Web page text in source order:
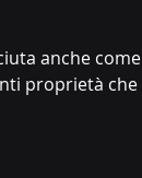
anche come
proprietà che